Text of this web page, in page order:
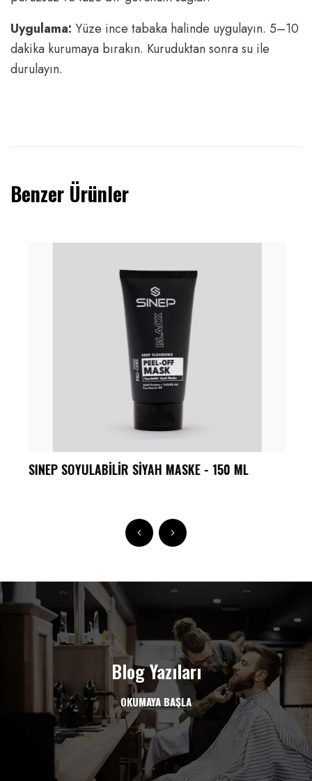
Uygulama: Yüze ince tabaka halinde uygulayın. 5–10
dakika kurumaya bırakın. Kuruduktan sonra su ile
durulayın.
Benzer Ürünler
SINEP SOYULABİLİR SİYAH MASKE - 150 ML
Blog Yazıları
OKUMAYA BAŞLA